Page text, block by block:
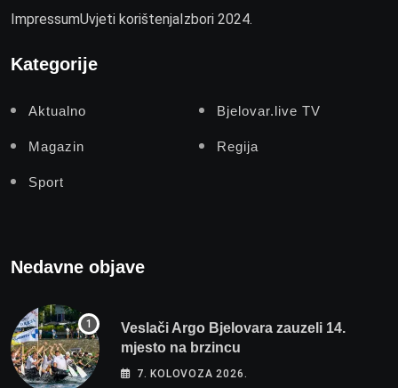
ImpressumUvjeti korištenjaIzbori 2024.
Kategorije
Aktualno Bjelovar.live TV
Magazin Regija
Sport
Nedavne objave
Veslači Argo Bjelovara zauzeli 14.
mjesto na brzincu
7. KOLOVOZA 2026.